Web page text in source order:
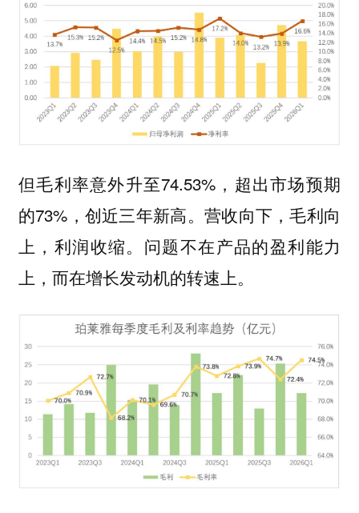
但毛利率意外升至74.53%，超出市场预期
的73%，创近三年新高。营收向下，毛利向
上，利润收缩。问题不在产品的盈利能力
上，而在增长发动机的转速上。